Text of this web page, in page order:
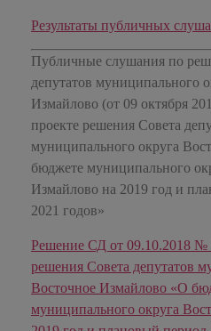
Результаты публичных
Публичные слушания по
депутатов муниципального
Измайлово (от 09 октября
проекте решения Совета
муниципального округа
бюджете муниципального
Измайлово на 2019 год и
2021 годов»
Решение СД от 09.10.2018 №
решения Совета депутатов
Восточное Измайлово «О
муниципального округа